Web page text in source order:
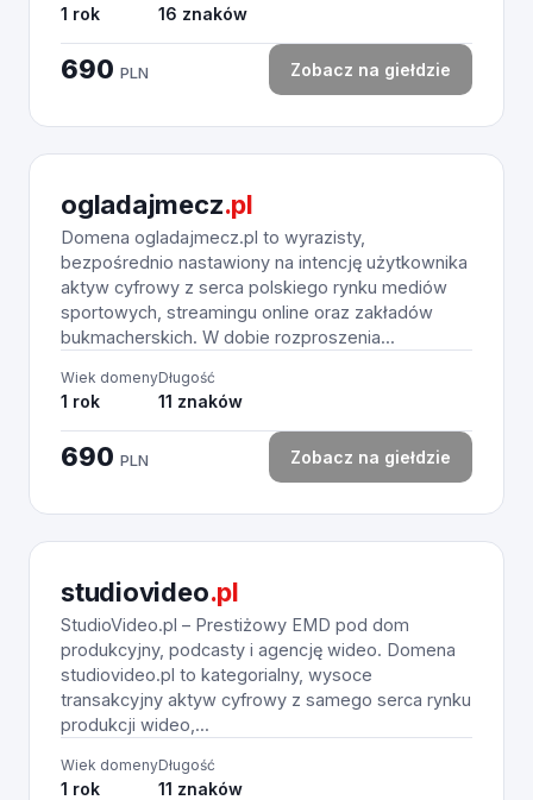
1 rok 16 znaków
690 PLN Zobacz na giełdzie
ogladajmecz.pl
Domena ogladajmecz.pl to wyrazisty,
bezpośrednio nastawiony na intencję użytkownika
aktyw cyfrowy z serca polskiego rynku mediów
sportowych, streamingu online oraz zakładów
bukmacherskich. W dobie rozproszenia...
Wiek domeny
1 rok
Długość
11 znaków
690 PLN Zobacz na giełdzie
studiovideo.pl
StudioVideo.pl – Prestiżowy EMD pod dom
produkcyjny, podcasty i agencję wideo. Domena
studiovideo.pl to kategorialny, wysoce
transakcyjny aktyw cyfrowy z samego serca rynku
produkcji wideo,...
Wiek domeny
1 rok
Długość
11 znaków